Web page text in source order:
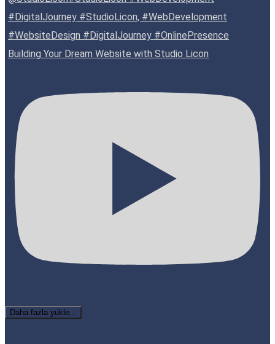
Building Your Dream Website with Studio Licon
Daha fazla yükle...